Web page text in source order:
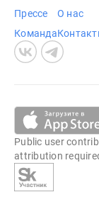
Прессе
Команда
О нас
Public user
attribution